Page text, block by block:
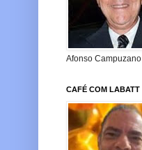
Afonso Campuzano
CAFÉ COM LABATT